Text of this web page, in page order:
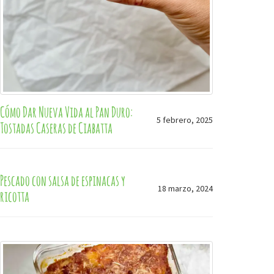
Cómo Dar Nueva Vida al Pan Duro:
Tostadas Caseras de Ciabatta
5 febrero, 2025
Pescado con salsa de espinacas y
ricotta
18 marzo, 2024